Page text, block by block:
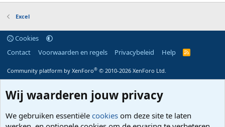
Excel
Cookies
Contact
Voorwaarden en regels Privacybeleid Help
R
Community platform by XenForo® © 2010-2026 XenForo Ltd.
Wij waarderen jouw privacy
We gebruiken essentiële cookies om deze site te laten